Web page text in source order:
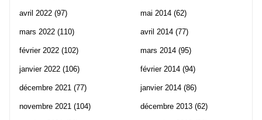
avril 2022 (97)
mars 2022 (110)
février 2022 (102)
janvier 2022 (106)
décembre 2021 (77)
novembre 2021 (104)
mai 2014 (62)
avril 2014 (77)
mars 2014 (95)
février 2014 (94)
janvier 2014 (86)
décembre 2013 (62)